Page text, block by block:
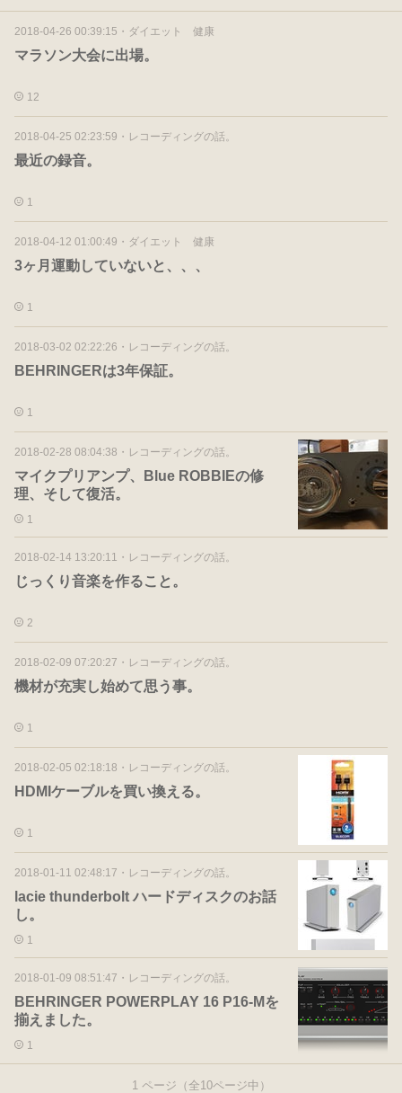
2018-04-26 00:39:15 ・ ダイエット 健康
マラソン大会に出場。
12
2018-04-25 02:23:59 ・ レコーディングの話。
最近の録音。
1
2018-04-12 01:00:49 ・ ダイエット 健康
3ヶ月運動していないと、、、
1
2018-03-02 02:22:26 ・ レコーディングの話。
BEHRINGERは3年保証。
1
2018-02-28 08:04:38 ・ レコーディングの話。
マイクプリアンプ、Blue ROBBIEの修
理、そして復活。
1
2018-02-14 13:20:11 ・ レコーディングの話。
じっくり音楽を作ること。
2
2018-02-09 07:20:27 ・ レコーディングの話。
機材が充実し始めて思う事。
1
2018-02-05 02:18:18 ・ レコーディングの話。
HDMIケーブルを買い換える。
1
2018-01-11 02:48:17 ・ レコーディングの話。
lacie thunderbolt ハードディスクのお話
し。
1
2018-01-09 08:51:47 ・ レコーディングの話。
BEHRINGER POWERPLAY 16 P16-Mを
揃えました。
1
1 ページ（全10ページ中）